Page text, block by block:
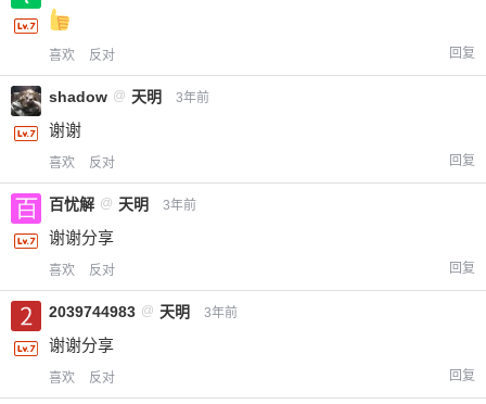
2 元
¥
喜欢 反对 回复
shadow @ 天明 3年前
谢谢
喜欢 反对 回复
百忧解 @ 天明 3年前
谢谢分享
喜欢 反对 回复
2039744983 @ 天明 3年前
谢谢分享
喜欢 反对 回复
您没有权限发布内容，请购买会员或者提升权